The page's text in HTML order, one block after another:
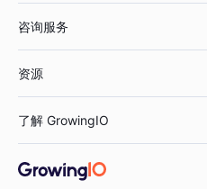
鞋服行业
汽车行业
金融行业
智能运营
获客分析
咨询服务
资源
增长公开课
了解 GrowingIO
关于 GrowingIO